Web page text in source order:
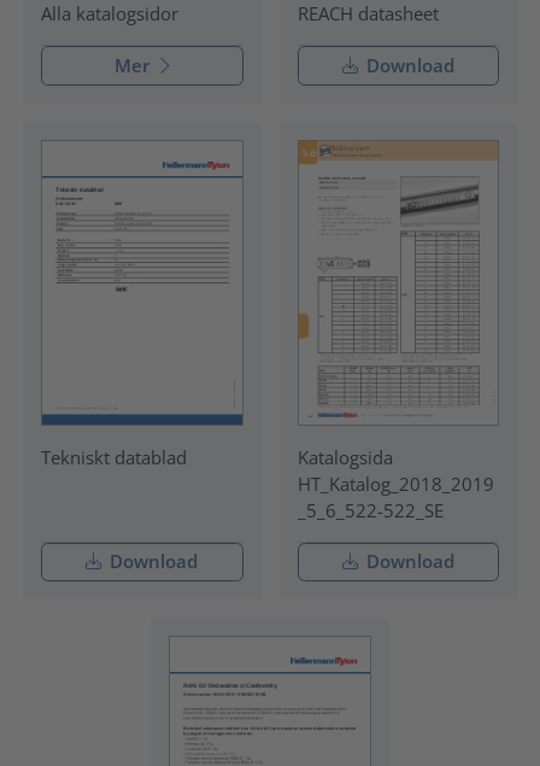
Alla katalogsidor
Mer
REACH datasheet
Download
Tekniskt datablad
Download
Katalogsida
HT_Katalog_2018_2019
_5_6_522-522_SE
Download